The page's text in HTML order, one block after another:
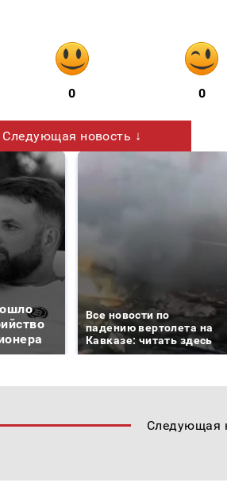
0 0
Следующая новость ↓
Все новости по
падению вертолета на
Кавказе: читать здесь
Следующая